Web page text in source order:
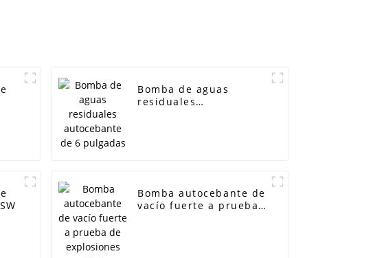
Bomba de aguas
residuales
Bomba autocebante de
vacío fuerte a prueba